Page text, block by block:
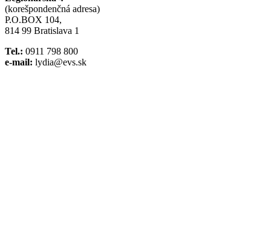
(korešpondenčná adresa)
P.O.BOX 104,
814 99 Bratislava 1
Tel.: 0911 798 800
e-mail: lydia@evs.sk